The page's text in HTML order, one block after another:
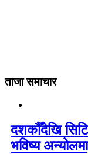
ताजा समाचार
दशकौँदेखि
भविष्य